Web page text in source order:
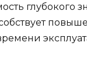
глубокого